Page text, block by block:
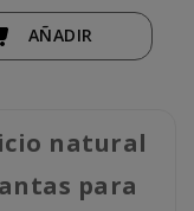
AÑADIR
natural
para